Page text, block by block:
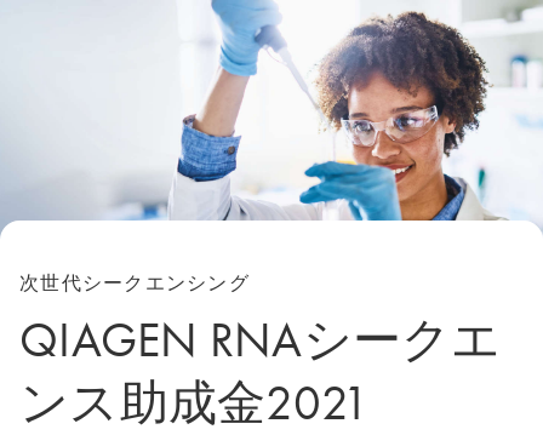
次世代シークエンシング
QIAGEN RNAシークエ
ンス助成金2021